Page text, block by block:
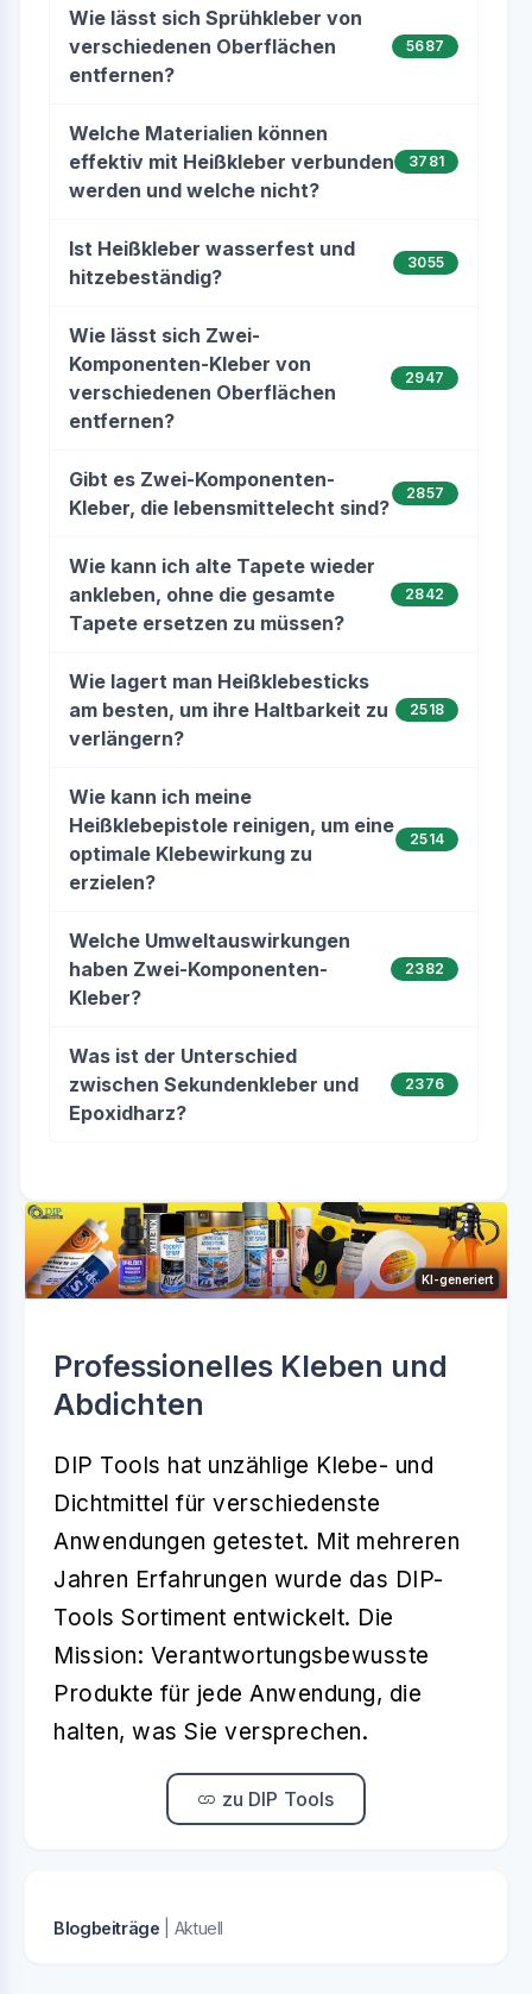
Wie lässt sich Sprühkleber von
verschiedenen Oberflächen
entfernen?
5687
Welche Materialien können
effektiv mit Heißkleber verbunden
werden und welche nicht?
3781
Ist Heißkleber wasserfest und
hitzebeständig?
3055
Wie lässt sich Zwei-
Komponenten-Kleber von
verschiedenen Oberflächen
entfernen?
2947
Gibt es Zwei-Komponenten-
Kleber, die lebensmittelecht sind?
2857
Wie kann ich alte Tapete wieder
ankleben, ohne die gesamte
Tapete ersetzen zu müssen?
2842
Wie lagert man Heißklebesticks
am besten, um ihre Haltbarkeit zu
verlängern?
2518
Wie kann ich meine
Heißklebepistole reinigen, um eine
optimale Klebewirkung zu
erzielen?
2514
Welche Umweltauswirkungen
haben Zwei-Komponenten-
Kleber?
2382
Was ist der Unterschied
zwischen Sekundenkleber und
Epoxidharz?
2376
KI-generiert
Professionelles Kleben und
Abdichten
DIP Tools hat unzählige Klebe- und
Dichtmittel für verschiedenste
Anwendungen getestet. Mit mehreren
Jahren Erfahrungen wurde das DIP-
Tools Sortiment entwickelt. Die
Mission: Verantwortungsbewusste
Produkte für jede Anwendung, die
halten, was Sie versprechen.
zu DIP Tools
Blogbeiträge | Aktuell